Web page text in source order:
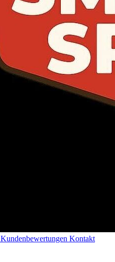
Kundenbewertungen Kontakt